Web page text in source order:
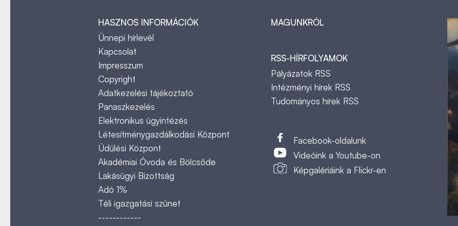
HASZNOS INFORMÁCIÓK
Ünnepi hírlevél
Kapcsolat
Impresszum
Copyright
Adatkezelési tájékoztató
Panaszkezelés
Elektronikus ügyintézés
Létesítménygazdálkodási Központ
Üdülési Központ
Akadémiai Óvoda és Bölcsőde
Lakásügyi Bizottság
Adó 1%
Téli igazgatási szünet
------------
MAGUNKRÓL
RSS-HÍRFOLYAMOK
Pályázatok RSS
Intézményi hírek RSS
Tudományos hírek RSS
Facebook-oldalunk
Videóink a Youtube-on
Képgalériáink a Flickr-en